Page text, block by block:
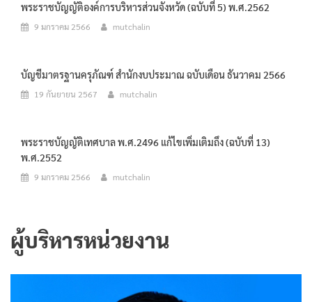
พระราชบัญญัติองค์การบริหารส่วนจังหวัด (ฉบับที่ 5) พ.ศ.2562
9 มกราคม 2566 mutchalin
บัญชีมาตรฐานครุภัณฑ์ สำนักงบประมาณ ฉบับเดือน ธันวาคม 2566
19 กันยายน 2567 mutchalin
พระราชบัญญัติเทศบาล พ.ศ.2496 แก้ไขเพิ่มเติมถึง (ฉบับที่ 13)
พ.ศ.2552
9 มกราคม 2566 mutchalin
ผู้บริหารหน่วยงาน